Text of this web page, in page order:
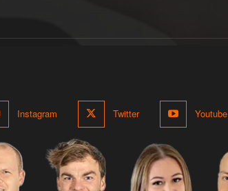
Instagram Twitter Youtube